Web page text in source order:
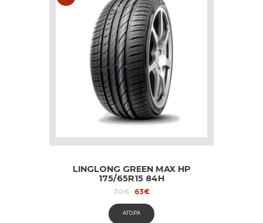
LINGLONG GREEN MAX HP
175/65R15 84H
70€
Original
was:
70€.
63€Current
is:
63€.
ΑΓΟΡΑ